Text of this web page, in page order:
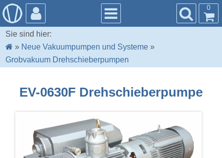
0
Sie sind hier:
» Neue Vakuumpumpen und Systeme »
Grobvakuum Drehschieberpumpen
EV-0630F Drehschieberpumpe